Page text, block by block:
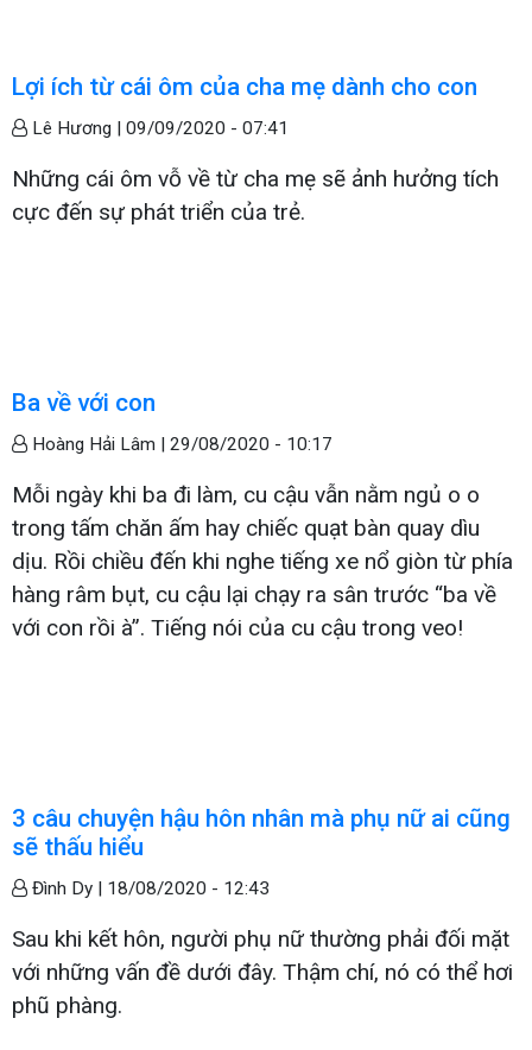
Lợi ích từ cái ôm của cha mẹ dành cho con
Lê Hương | 09/09/2020 - 07:41
Những cái ôm vỗ về từ cha mẹ sẽ ảnh hưởng tích
cực đến sự phát triển của trẻ.
Ba về với con
Hoàng Hải Lâm | 29/08/2020 - 10:17
Mỗi ngày khi ba đi làm, cu cậu vẫn nằm ngủ o o
trong tấm chăn ấm hay chiếc quạt bàn quay dìu
dịu. Rồi chiều đến khi nghe tiếng xe nổ giòn từ phía
hàng râm bụt, cu cậu lại chạy ra sân trước “ba về
với con rồi à”. Tiếng nói của cu cậu trong veo!
3 câu chuyện hậu hôn nhân mà phụ nữ ai cũng
sẽ thấu hiểu
Đình Dy | 18/08/2020 - 12:43
Sau khi kết hôn, người phụ nữ thường phải đối mặt
với những vấn đề dưới đây. Thậm chí, nó có thể hơi
phũ phàng.